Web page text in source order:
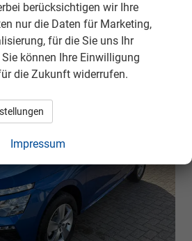
*BESTELLFAHRZEUG* 130,-
Ohne
berücksichtigen wir Ihre
nur die Daten für Marketing,
für die Sie uns Ihr
können Ihre Einwilligung
die Zukunft widerrufen.
Impressum